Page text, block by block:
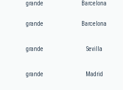
grande Barcelona
grande Barcelona
grande Sevilla
grande Madrid